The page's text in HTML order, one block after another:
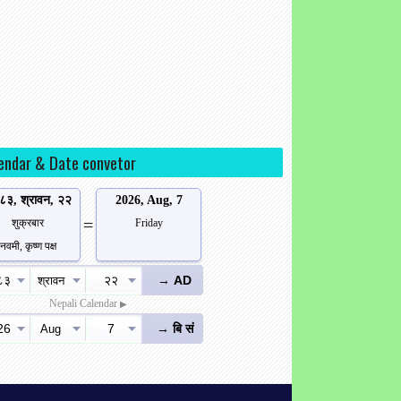
& Date convetor